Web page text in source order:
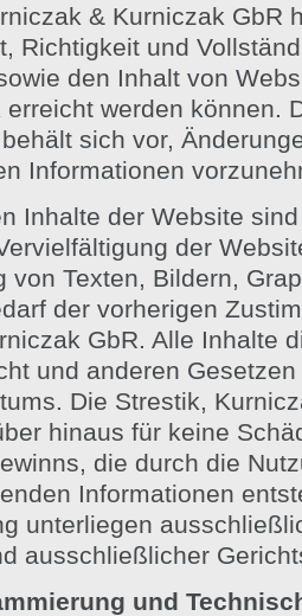
& Kurniczak GbR
Richtigkeit und
den Inhalt von
werden können.
sich vor,
Informationen
Inhalte der Website
der
von Texten, Bildern,
der vorherigen
GbR. Alle Inhalte
und anderen
Die Strestik,
hinaus für keine
die durch die
Informationen
unterliegen
ausschließlicher
und